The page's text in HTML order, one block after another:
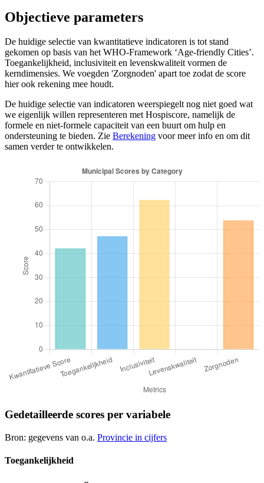
Objectieve parameters
De huidige selectie van kwantitatieve indicatoren is tot stand
gekomen op basis van het WHO-Framework ‘Age-friendly Cities’.
Toegankelijkheid, inclusiviteit en levenskwaliteit vormen de
kerndimensies. We voegden 'Zorgnoden' apart toe zodat de score
hier ook rekening mee houdt.
De huidige selectie van indicatoren weerspiegelt nog niet goed wat
we eigenlijk willen representeren met Hospiscore, namelijk de
formele en niet-formele capaciteit van een buurt om hulp en
ondersteuning te bieden. Zie Berekening voor meer info en om dit
samen verder te ontwikkelen.
Gedetailleerde scores per variabele
Bron: gegevens van o.a. Provincie in cijfers
Toegankelijkheid